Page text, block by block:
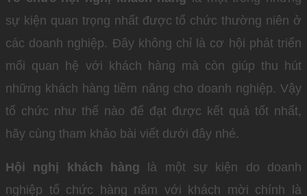
sự kiện quan trọng nhất được tổ chức thường niên ở
các doanh nghiệp. Đây không chỉ là cơ hội phát triển
mối quan hệ với khách hàng mà còn giúp thu hút
những khách hàng tiềm năng cho doanh nghiệp. Vậy
tổ chức như thế nào để đạt được kết quả tốt nhất,
hãy cùng tham khảo bài viết dưới đây nhé.
Hội nghị khách hàng là một sự kiện do doanh
nghiệp tổ chức hàng năm với khách mời chính là